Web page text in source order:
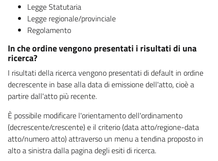
Legge Statutaria
Legge regionale/provinciale
Regolamento
In che ordine vengono presentati i risultati di una
ricerca?
I risultati della ricerca vengono presentati di default in ordine
decrescente in base alla data di emissione dell'atto, cioè a
partire dall'atto più recente.
È possibile modificare l'orientamento dell'ordinamento
(decrescente/crescente) e il criterio (data atto/regione-data
atto/numero atto) attraverso un menu a tendina proposto in
alto a sinistra dalla pagina degli esiti di ricerca.